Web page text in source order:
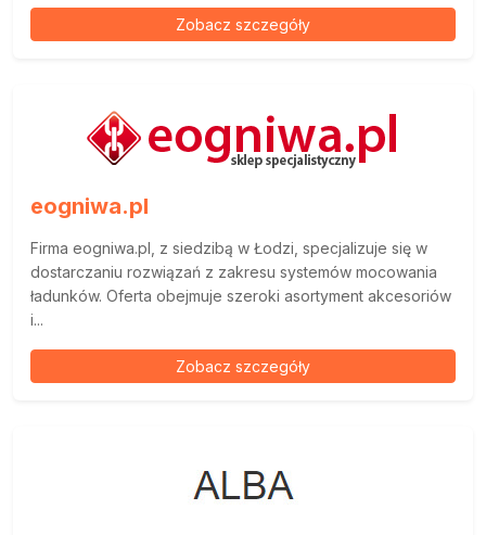
Zobacz szczegóły
eogniwa.pl
Firma eogniwa.pl, z siedzibą w Łodzi, specjalizuje się w
dostarczaniu rozwiązań z zakresu systemów mocowania
ładunków. Oferta obejmuje szeroki asortyment akcesoriów
i...
Zobacz szczegóły